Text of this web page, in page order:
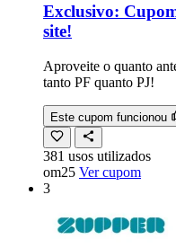
Exclusivo:
site!
Aproveite o quanto
tanto PF quanto PJ!
Este cupom funcionou
381 usos utilizados
om25 Ver cupom
3